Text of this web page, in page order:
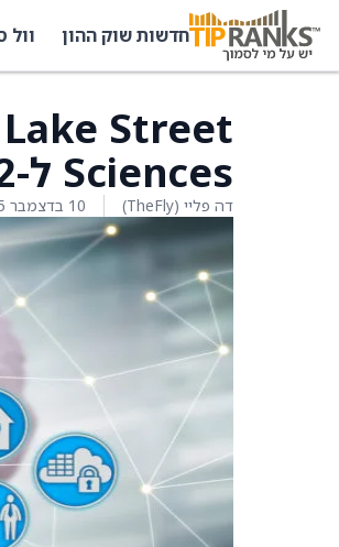
חדשות שוק ההון וול
Sciences ל-12 דולר מ-7 דולר
דה פליי (TheFly) 10 בדצמבר 2025